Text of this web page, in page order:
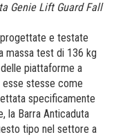
Genie Lift Guard Fall
e testate
massa test di 136 kg
piattaforme a
esse stesse come
specificamente
la Barra Anticaduta
tipo nel settore a